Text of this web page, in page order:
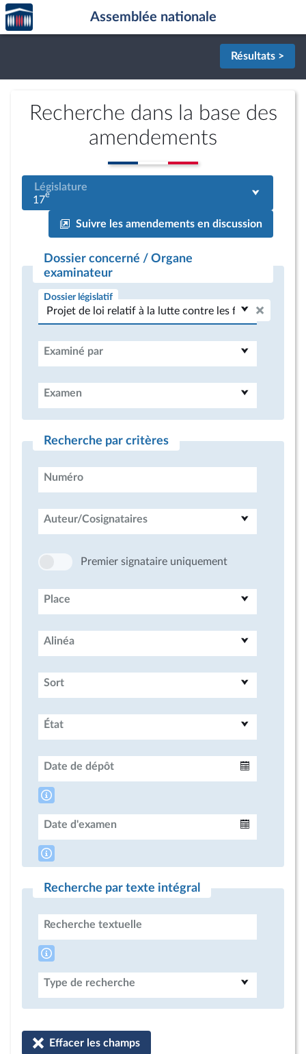
Aller au contenu
Aller en bas de la page
Accèder
à la
page
Assemblée nationale
Résultats >
Recherche dans la base des
amendements
Législature
17e
Suivre les amendements en discussion
Dossier concerné / Organe
examinateur
Dossier législatif
Examiné par
Examen
Recherche par critères
Numéro
Auteur/Cosignataires
Premier signataire uniquement
Place
Alinéa
Sort
État
Date de dépôt
Date d'examen
Recherche par texte intégral
Recherche textuelle
Type de recherche
Effacer les champs